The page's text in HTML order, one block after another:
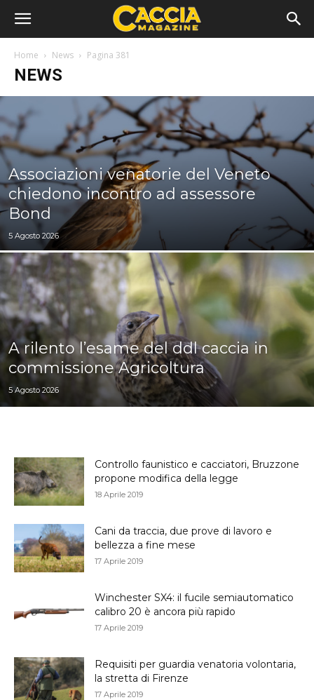
Home News Pagina 381
NEWS
Associazioni venatorie del Veneto
chiedono incontro ad assessore
Bond
5 Agosto 2026
A rilento l’esame del ddl caccia in
commissione Agricoltura
5 Agosto 2026
Controllo faunistico e cacciatori, Bruzzone
propone modifica della legge
18 Aprile 2019
Cani da traccia, due prove di lavoro e
bellezza a fine mese
17 Aprile 2019
Winchester SX4: il fucile semiautomatico
calibro 20 è ancora più rapido
17 Aprile 2019
Requisiti per guardia venatoria volontaria,
la stretta di Firenze
17 Aprile 2019